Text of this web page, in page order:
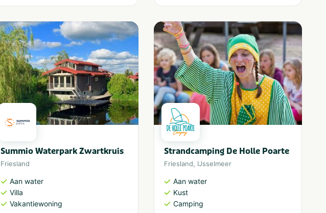
Summio Waterpark Zwartkruis
Friesland
Aan water
Villa
Vakantiewoning
Strandcamping De Holle Poarte
Friesland, IJsselmeer
Aan water
Kust
Camping